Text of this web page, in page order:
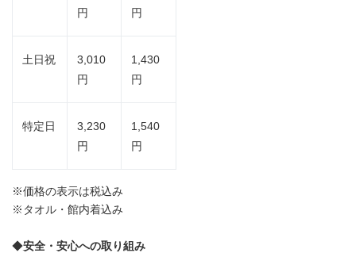
円
円
土日祝
3,010
円
1,430
円
特定日
3,230
円
1,540
円
※価格の表示は税込み
※タオル・館内着込み
◆安全・安心への取り組み